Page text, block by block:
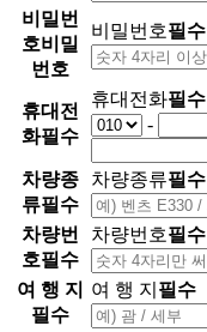
비밀번
호비밀
번호
비밀번호필수
휴대전
화필수
휴대전화필수
-
차량종
류필수
차량종류필수
차량번
호필수
차량번호필수
여 행 지
필수
여 행 지 필수